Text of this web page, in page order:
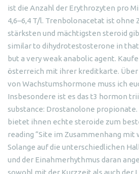
ist die Anzahl der Erythrozyten pro
4,6–6,4 T/l. Trenbolonacetat ist ohne
stärksten und mächtigsten steroid
similar to dihydrotestosterone in
but a very weak anabolic agent.
österreich mit ihrer kreditkarte.
von Wachstumshormone muss ich
Insbesondere ist es das t3 hormon
substance: Drostanolone
bietet ihnen echte steroide zum
reading “Site im Zusammenhang mit
Solange auf die unterschiedlichen
und der Einahmerhythmus daran
sowohl mit der Kurzzeit als auch der